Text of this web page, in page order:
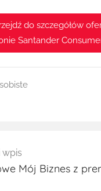
do szczegółów
Santander
wpis
Mój Biznes z